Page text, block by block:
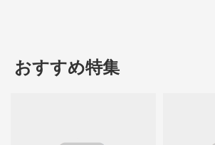
おすすめ特集